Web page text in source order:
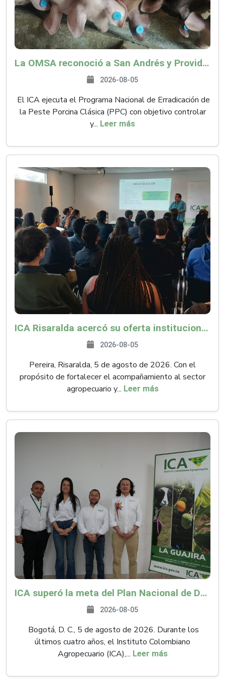
La OMSA reconoció a San Andrés y Providencia como zona libre de Peste Porcina Clásica (PPC)
2026-08-05
El ICA ejecuta el Programa Nacional de Erradicación de
la Peste Porcina Clásica (PPC) con objetivo controlar
y... Leer más
ICA Risaralda acercó su oferta institucional a productores y emprendedores en Expocamello
2026-08-05
Pereira, Risaralda, 5 de agosto de 2026. Con el
propósito de fortalecer el acompañamiento al sector
agropecuario y... Leer más
ICA superó la meta del Plan Nacional de Desarrollo y abrió 61 mercados internacionales
2026-08-05
Bogotá, D. C., 5 de agosto de 2026. Durante los
últimos cuatro años, el Instituto Colombiano
Agropecuario (ICA),... Leer más